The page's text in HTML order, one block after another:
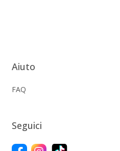
Aiuto
FAQ
Seguici